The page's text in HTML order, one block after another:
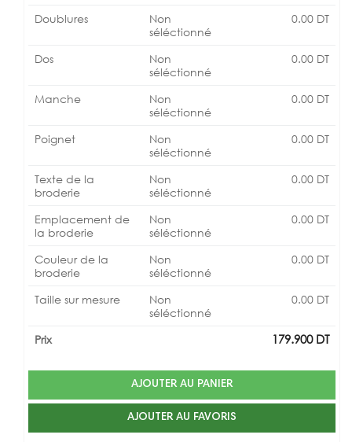
Doublures
Non
séléctionné
0.00 DT
Dos
Non
séléctionné
0.00 DT
Manche
Non
séléctionné
0.00 DT
Poignet
Non
séléctionné
0.00 DT
Texte de la
broderie
Non
séléctionné
0.00 DT
Emplacement de
la broderie
Non
séléctionné
0.00 DT
Couleur de la
broderie
Non
séléctionné
0.00 DT
Taille sur mesure
Non
séléctionné
0.00 DT
Prix 179.900DT
AJOUTER AU PANIER
AJOUTER AU FAVORIS